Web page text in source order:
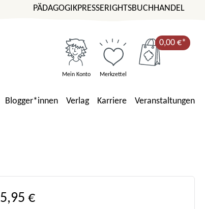
PÄDAGOGIKPRESSERIGHTSBUCHHANDEL
Mein Konto Merkzettel
0,00 €*
Blogger*innen Verlag Karriere Veranstaltungen
Regulärer Preis:
5,95 €